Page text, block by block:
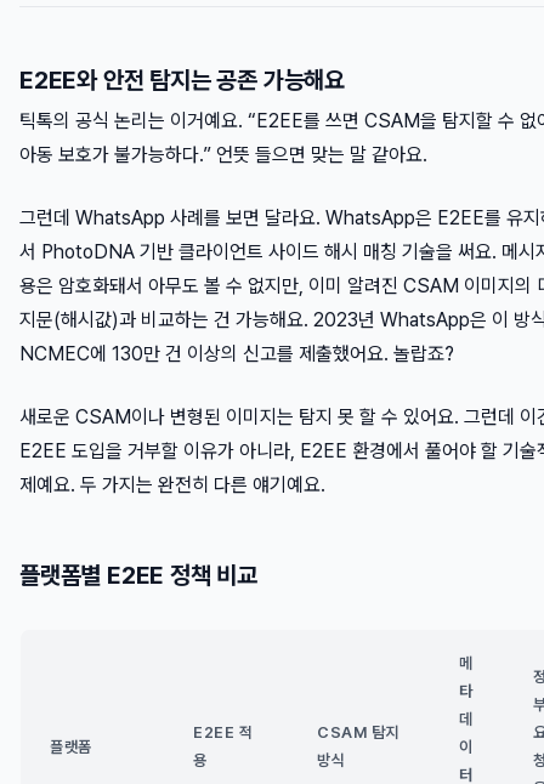
E2EE와 안전 탐지는 공존 가능해요
틱톡의 공식 논리는 이거예요. “E2EE를 쓰면 CSAM을 탐지할 수 없
아동 보호가 불가능하다.” 언뜻 들으면 맞는 말 같아요.
그런데 WhatsApp 사례를 보면 달라요. WhatsApp은 E2EE를 유지
서 PhotoDNA 기반 클라이언트 사이드 해시 매칭 기술을 써요. 메시
용은 암호화돼서 아무도 볼 수 없지만, 이미 알려진 CSAM 이미지의
지문(해시값)과 비교하는 건 가능해요. 2023년 WhatsApp은 이 방
NCMEC에 130만 건 이상의 신고를 제출했어요. 놀랍죠?
새로운 CSAM이나 변형된 이미지는 탐지 못 할 수 있어요. 그런데 이
E2EE 도입을 거부할 이유가 아니라, E2EE 환경에서 풀어야 할 기술
제예요. 두 가지는 완전히 다른 얘기예요.
플랫폼별 E2EE 정책 비교
플랫폼
E2EE 적
용
CSAM 탐지
방식
메
타
데
이
터